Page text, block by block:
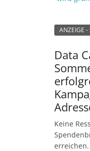
ANZEIGE -
Data
Keine